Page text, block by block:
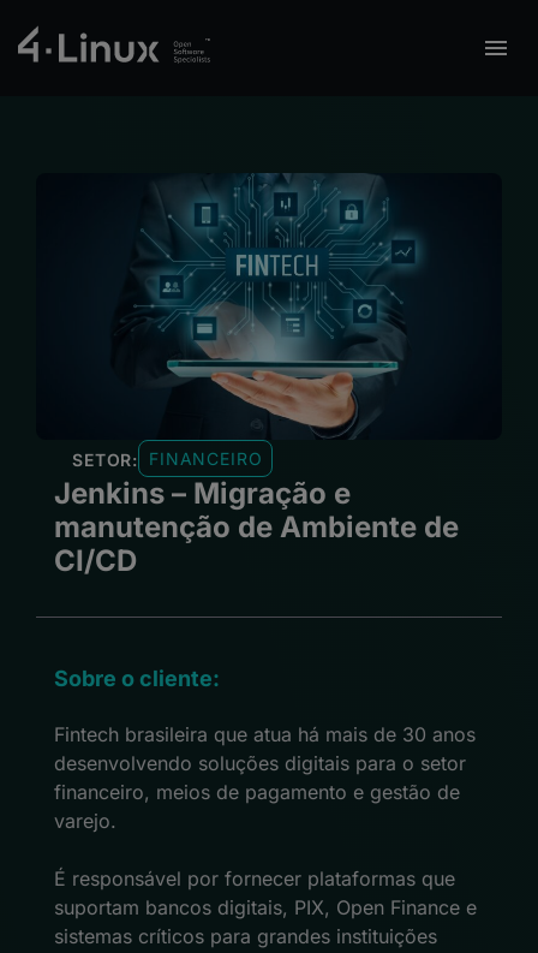
SETOR: FINANCEIRO
Jenkins – Migração e
manutenção de Ambiente de
CI/CD
Sobre o cliente:
Fintech brasileira que atua há mais de 30 anos
desenvolvendo soluções digitais para o setor
financeiro, meios de pagamento e gestão de
varejo.
É responsável por fornecer plataformas que
suportam bancos digitais, PIX, Open Finance e
sistemas críticos para grandes instituições